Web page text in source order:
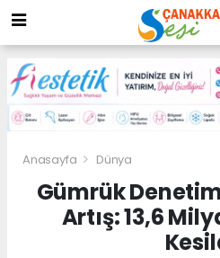
Anasayfa Dünya
Gümrük
Artış: 13,6